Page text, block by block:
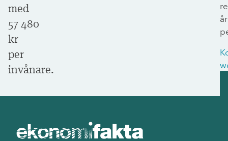
med
57 480
kr
per
invånare.